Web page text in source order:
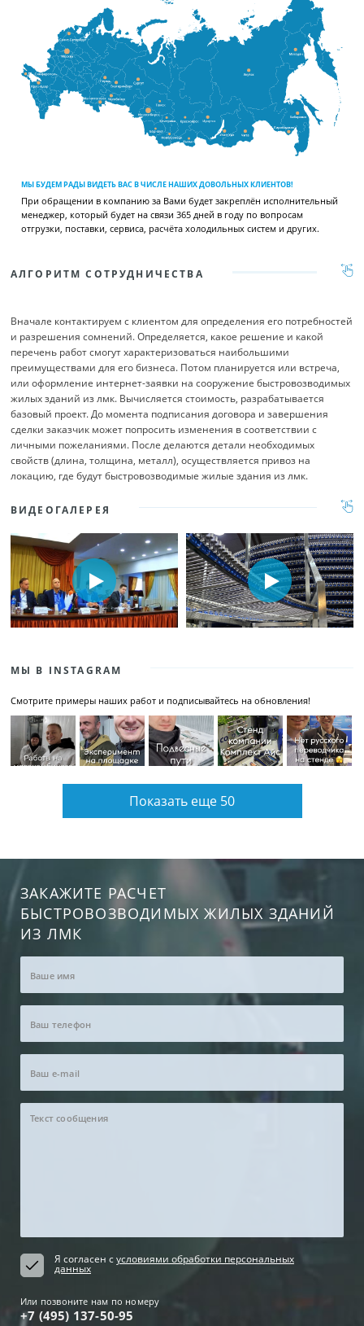
МЫ БУДЕМ РАДЫ ВИДЕТЬ ВАС В ЧИСЛЕ НАШИХ ДОВОЛЬНЫХ КЛИЕНТОВ!
При обращении в компанию за Вами будет закреплён исполнительный
менеджер, который будет на связи 365 дней в году по вопросам
отгрузки, поставки, сервиса, расчёта холодильных систем и других.
АЛГОРИТМ СОТРУДНИЧЕСТВА
Вначале контактируем с клиентом для определения его потребностей
и разрешения сомнений. Определяется, какое решение и какой
перечень работ смогут характеризоваться наибольшими
преимуществами для его бизнеса. Потом планируется или встреча,
или оформление интернет-заявки на сооружение быстровозводимых
жилых зданий из лмк. Вычисляется стоимость, разрабатывается
базовый проект. До момента подписания договора и завершения
сделки заказчик может попросить изменения в соответствии с
личными пожеланиями. После делаются детали необходимых
свойств (длина, толщина, металл), осуществляется привоз на
локацию, где будут быстровозводимые жилые здания из лмк.
ВИДЕОГАЛЕРЕЯ
МЫ В INSTAGRAM
Смотрите примеры наших работ и подписывайтесь на обновления!
Показать еще 50
ЗАКАЖИТЕ РАСЧЕТ
БЫСТРОВОЗВОДИМЫХ ЖИЛЫХ ЗДАНИЙ
ИЗ ЛМК
Я согласен сусловиями обработки персональных
данных
Или позвоните нам по номеру
+7 (495) 137-50-95